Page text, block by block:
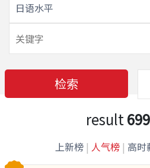
日语水平
检索
result699
上新榜| 人气榜| 高时